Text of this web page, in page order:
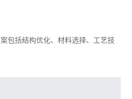
包括结构优化、材料选择、工艺技